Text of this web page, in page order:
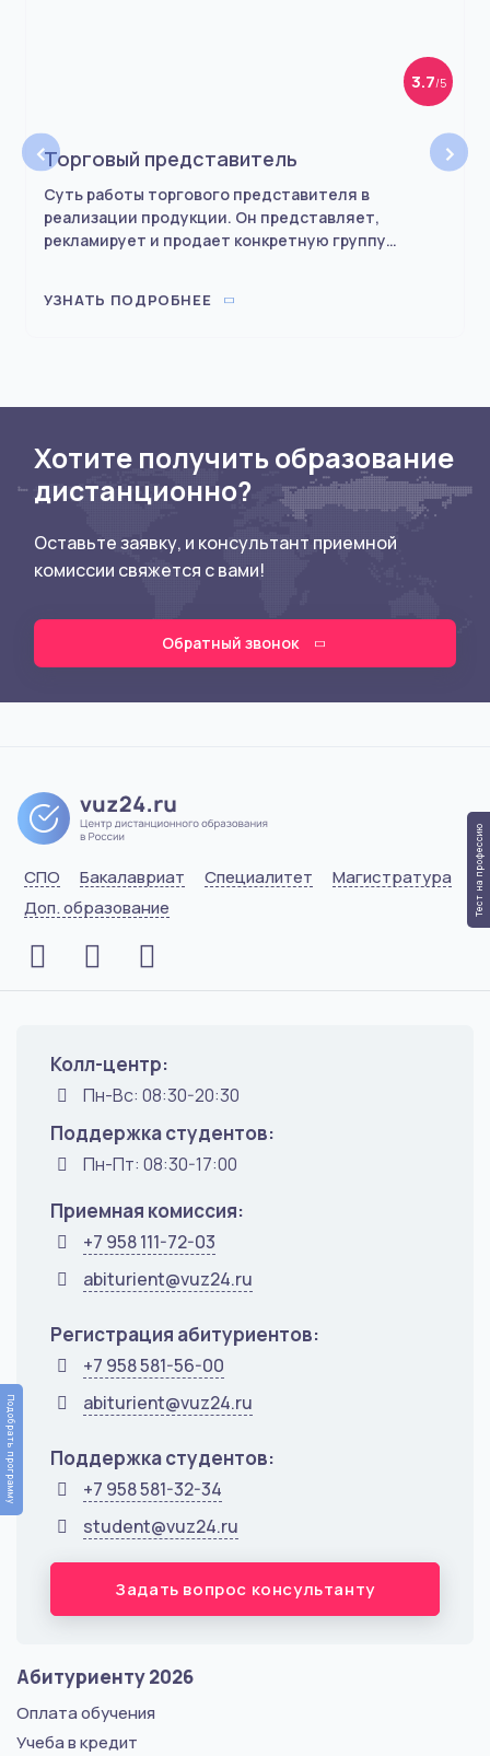
‹
3.7/5
Торговый представитель
Суть работы торгового представителя в
реализации продукции. Он представляет,
рекламирует и продает конкретную группу
гипермаркетам), предлагает продукты, ведет
УЗНАТЬ ПОДРОБНЕЕ
›
Хотите получить образование
дистанционно?
Оставьте заявку, и консультант приемной
комиссии свяжется с вами!
Обратный звонок
СПО Бакалавриат Специалитет
Магистратура
Доп. образование
Колл-центр:
Пн-Вс: 08:30-20:30
Поддержка студентов:
Пн-Пт: 08:30-17:00
Приемная комиссия:
+7 958 111-72-03
abiturient@vuz24.ru
Регистрация абитуриентов:
+7 958 581-56-00
abiturient@vuz24.ru
Поддержка студентов:
+7 958 581-32-34
student@vuz24.ru
Задать вопрос консультанту
Абитуриенту 2026
Оплата обучения
Учеба в кредит
Подобрать программу
Тест на профессию